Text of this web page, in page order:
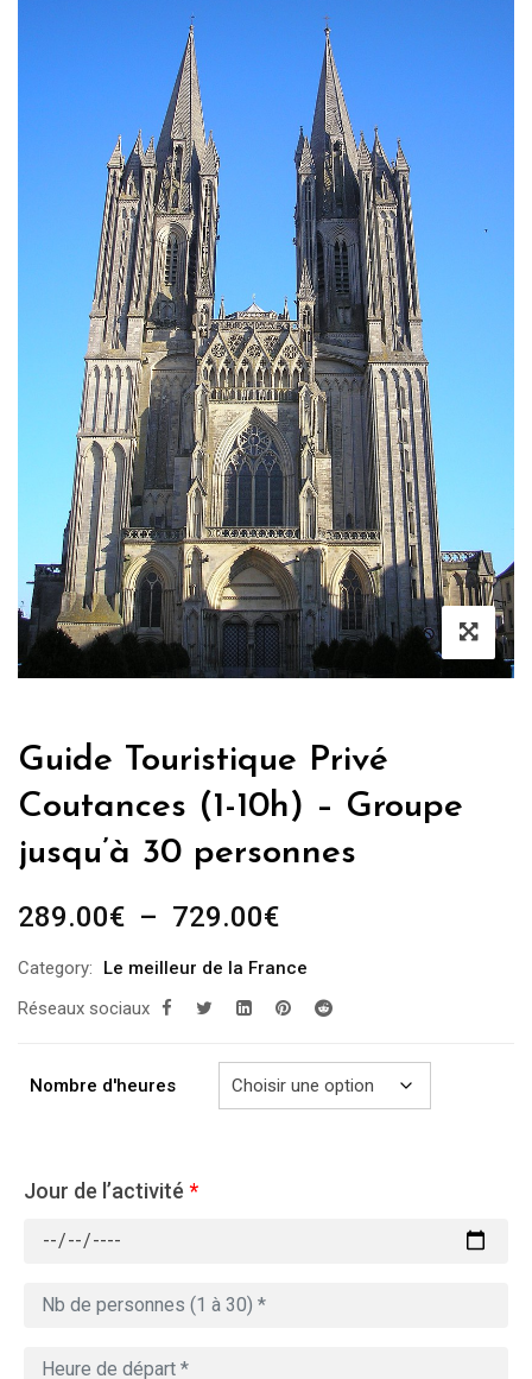
Guide Touristique Privé
Coutances (1-10h) – Groupe
jusqu’à 30 personnes
289.00€ – 729.00€Plage
prix :
289.00€
729.00€
Category:
Le meilleur de la France
Réseaux sociaux
Nombre d'heures
Jour de l’activité *